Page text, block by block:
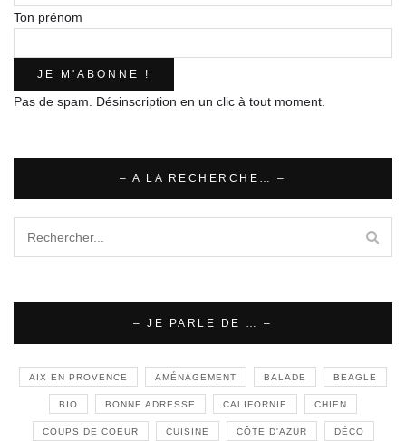
Ton prénom
Pas de spam. Désinscription en un clic à tout moment.
– A LA RECHERCHE… –
– JE PARLE DE … –
AIX EN PROVENCE AMÉNAGEMENT BALADE BEAGLE
BIO BONNE ADRESSE CALIFORNIE CHIEN
COUPS DE COEUR CUISINE CÔTE D'AZUR DÉCO